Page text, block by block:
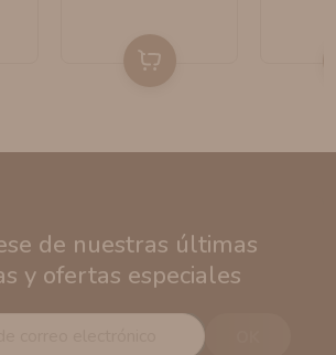
de nuestras últimas
y ofertas especiales